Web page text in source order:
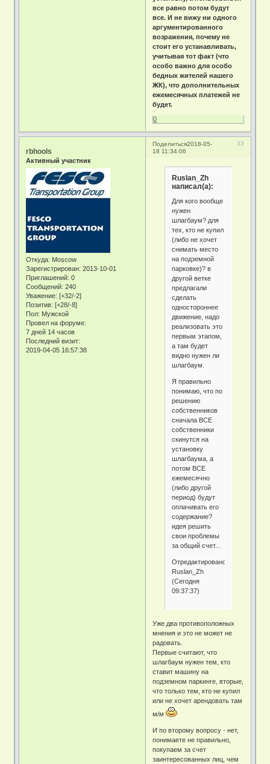
все равно потом будут
все. И не вижу ни одного
аргументированного
возражения, почему не
стоит его устанавливать,
учитывая тот факт (что
особо важно для особо
бедных жителей нашего
ЖК), что дополнительных
ежемесячных платежей не
будет.
0
Поделиться 33
2018-05-
18 11:34:06
rbhools
Активный участник
Откуда: Moscow
Зарегистрирован: 2013-10-01
Приглашений: 0
Сообщений: 240
Уважение: [+32/-2]
Позитив: [+28/-8]
Пол: Мужской
Провел на форуме:
7 дней 14 часов
Последний визит:
2019-04-05 16:57:38
Ruslan_Zh
написал(а):
Для кого вообще
нужен
шлагбаум? для
тех, кто не купил
(либо не хочет
снимать место
на подземной
парковке)? в
другой ветке
предлагали
сделать
одностороннее
движение, надо
реализовать это
первым этапом,
а там будет
видно нужен ли
шлагбаум.
Я правильно
понимаю, что по
решению
собственников
сначала ВСЕ
собственники
скинутся на
установку
шлагбаума, а
потом ВСЕ
ежемесячно
(либо другой
период) будут
оплачивать его
содержание?
идея решить
свои проблемы
за общий счет...
Отредактировано
Ruslan_Zh
(Сегодня
09:37:37)
Уже два противоположных
мнения и это не может не
радовать.
Первые считают, что
шлагбаум нужен тем, кто
ставит машину на
подземном паркинге, вторые,
что только тем, кто не купил
или не хочет арендовать там
м/м
И по второму вопросу - нет,
понимаете не правильно,
покупаем за счет
заинтересованных лиц, чем